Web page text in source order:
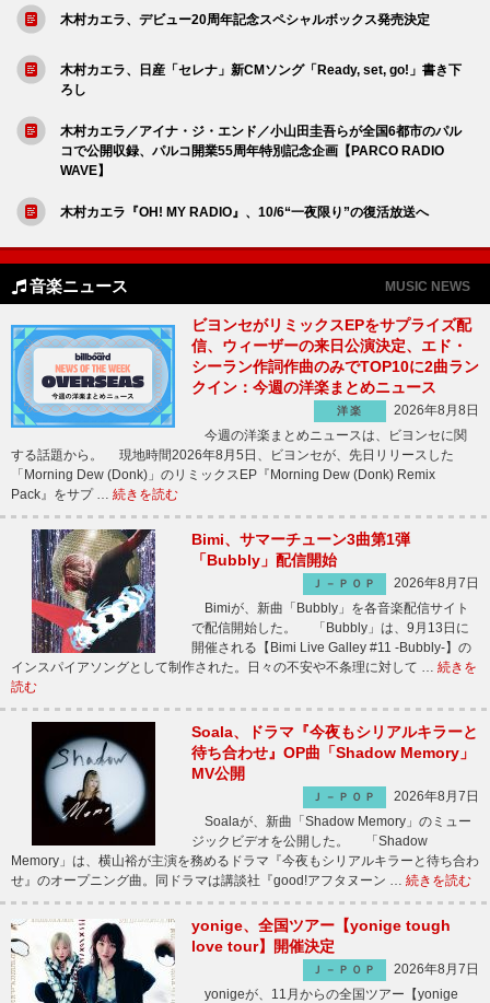
木村カエラ、デビュー20周年記念スペシャルボックス発売決定
木村カエラ、日産「セレナ」新CMソング「Ready, set, go!」書き下
ろし
木村カエラ／アイナ・ジ・エンド／小山田圭吾らが全国6都市のパル
コで公開収録、パルコ開業55周年特別記念企画【PARCO RADIO
WAVE】
木村カエラ『OH! MY RADIO』、10/6“一夜限り”の復活放送へ
音楽ニュース MUSIC NEWS
ビヨンセがリミックスEPをサプライズ配
信、ウィーザーの来日公演決定、エド・
シーラン作詞作曲のみでTOP10に2曲ラン
クイン：今週の洋楽まとめニュース
洋楽
2026年8月8日
今週の洋楽まとめニュースは、ビヨンセに関
する話題から。 現地時間2026年8月5日、ビヨンセが、先日リリースした
「Morning Dew (Donk)」のリミックスEP『Morning Dew (Donk) Remix
Pack』をサプ … 続きを読む
Bimi、サマーチューン3曲第1弾
「Bubbly」配信開始
Ｊ－ＰＯＰ
2026年8月7日
Bimiが、新曲「Bubbly」を各音楽配信サイト
で配信開始した。 「Bubbly」は、9月13日に
開催される【Bimi Live Galley #11 -Bubbly-】の
インスパイアソングとして制作された。日々の不安や不条理に対して … 続きを
読む
Soala、ドラマ『今夜もシリアルキラーと
待ち合わせ』OP曲「Shadow Memory」
MV公開
Ｊ－ＰＯＰ
2026年8月7日
Soalaが、新曲「Shadow Memory」のミュー
ジックビデオを公開した。 「Shadow
Memory」は、横山裕が主演を務めるドラマ『今夜もシリアルキラーと待ち合わ
せ』のオープニング曲。同ドラマは講談社『good!アフタヌーン … 続きを読む
yonige、全国ツアー【yonige tough
love tour】開催決定
Ｊ－ＰＯＰ
2026年8月7日
yonigeが、11月からの全国ツアー【yonige